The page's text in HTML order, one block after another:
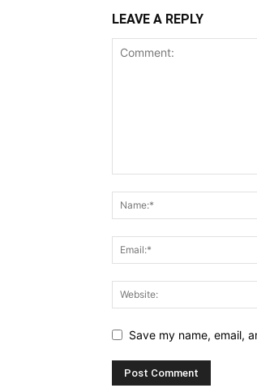
LEAVE A REPLY
Save my name, email,